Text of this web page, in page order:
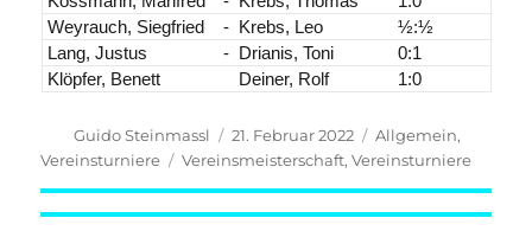
Weyrauch, Siegfried
- Krebs, Leo
½:½
Lang, Justus
- Drianis, Toni
0:1
Klöpfer, Benett
Deiner, Rolf 1:0
Autor
Guido Steinmassl
Veröffentlicht
am
21. Februar 2022 Kategorien
Allgemein,
Vereinsturniere
Schlagwörter
Vereinsmeisterschaft,Vereinsturniere